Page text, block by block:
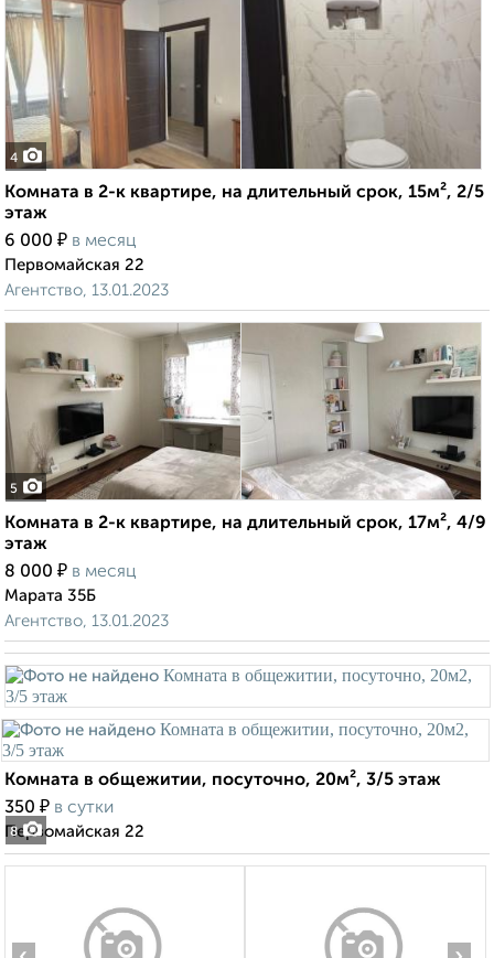
4
Комната в 2-к квартире, на длительный срок, 15м², 2/5
этаж
6 000 ₽ в месяц
Первомайская 22
Агентство, 13.01.2023
5
Комната в 2-к квартире, на длительный срок, 17м², 4/9
этаж
8 000 ₽ в месяц
Марата 35Б
Агентство, 13.01.2023
8
Комната в общежитии, посуточно, 20м², 3/5 этаж
350 ₽ в сутки
Первомайская 22